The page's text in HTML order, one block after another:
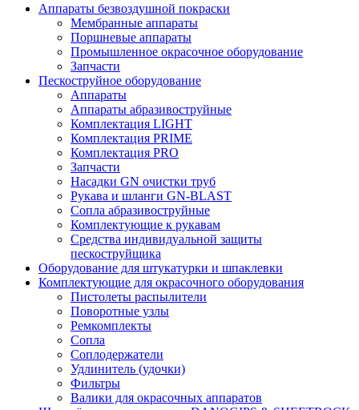
Аппараты безвоздушной покраски
Мембранные аппараты
Поршневые аппараты
Промышленное окрасочное оборудование
Запчасти
Пескоструйное оборудование
Аппараты
Аппараты абразивоструйные
Комплектация LIGHT
Комплектация PRIME
Комплектация PRO
Запчасти
Насадки GN очистки труб
Рукава и шланги GN-BLAST
Сопла абразивоструйные
Комплектующие к рукавам
Средства индивидуальной защиты
пескоструйщика
Оборудование для штукатурки и шпаклевки
Комплектующие для окрасочного оборудования
Пистолеты распылители
Поворотные узлы
Ремкомплекты
Сопла
Соплодержатели
Удлинитель (удочки)
Фильтры
Валики для окрасочных аппаратов